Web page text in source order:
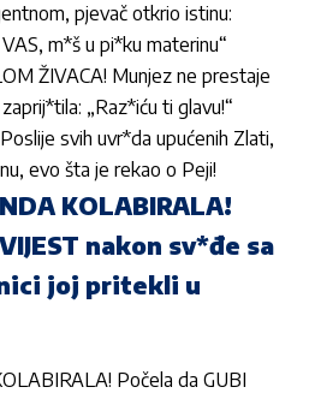
pjevač otkrio istinu:
m*š u pi*ku materinu“
ŽIVACA! Munjez ne prestaje
„Raz*iću ti glavu!“
svih uvr*da upućenih Zlati,
evo šta je rekao o Peji!
KOLABIRALA!
nakon sv*đe sa
joj pritekli u
Počela da GUBI